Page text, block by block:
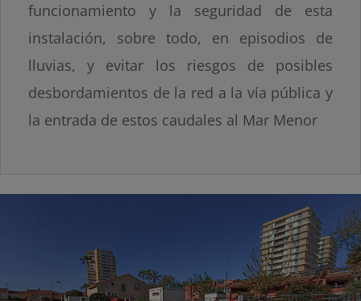
funcionamiento y la seguridad de esta
instalación, sobre todo, en episodios de
lluvias, y evitar los riesgos de posibles
desbordamientos de la red a la vía pública y
la entrada de estos caudales al Mar Menor